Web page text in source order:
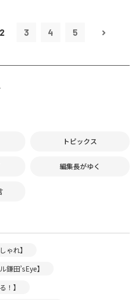
2 3 4 5
トピックス
編集長がゆく
ゃれ】
田’sEye】
！】